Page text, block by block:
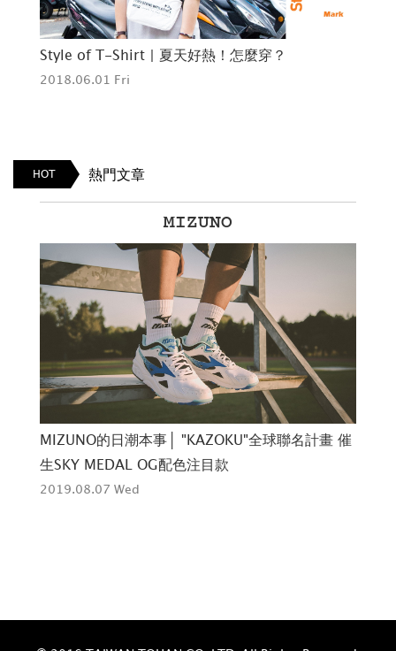
Style of T-Shirt | 夏天好熱！怎麼穿？
2018.06.01 Fri
HOT 熱門文章
MIZUNO
MIZUNO的日潮本事│ "KAZOKU"全球聯名計畫 催
生SKY MEDAL OG配色注目款
2019.08.07 Wed